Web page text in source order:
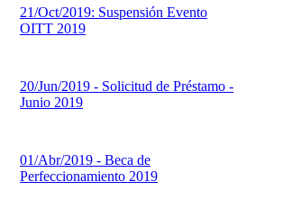
21/Oct/2019: Suspensión Evento
OITT 2019
20/Jun/2019 - Solicitud de Préstamo -
Junio 2019
01/Abr/2019 - Beca de
Perfeccionamiento 2019